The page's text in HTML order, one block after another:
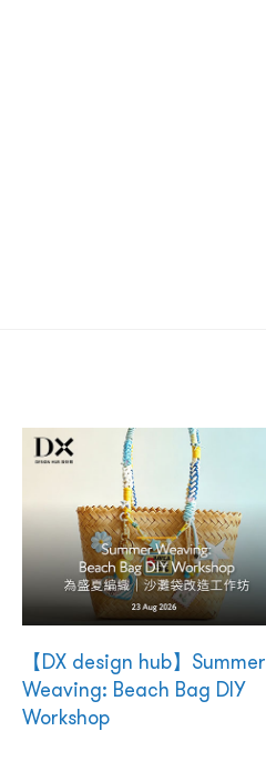
【DX design hub】Summer
Weaving: Beach Bag DIY
Workshop